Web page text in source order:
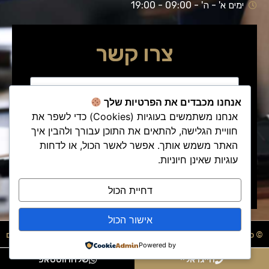
brightness_low ניגודיות כהה
את
האפשרויות
ימים א' - ה' - 09:00 - 19:00
צרו קשר
שלח/י פנייתך
© כל הזכויות שמורות - עו"ד דוד סול בניית אתרים
חייגו אליי שלחו ווטסאפ
אנחנו מכבדים את הפרטיות שלך
אנחנו משתמשים בעוגיות (Cookies) כדי לשפר את
חוויית הגלישה, להתאים את התוכן עבורך ולהבין איך
האתר משמש אותך. אפשר לאשר הכול, או לדחות
עוגיות שאינן חיוניות.
דחיית הכול
אישור הכול
Powered by